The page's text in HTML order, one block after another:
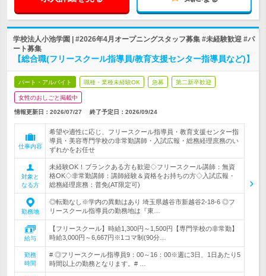
学校法人小池学園 | #2026年4月オープニングスタッフ募集 #未経験歓迎 #パ
ート募集
【総合職(フリースクール指導員/教育支援センター指導員など)】
パート・アルバイト 職種・業種未経験OK 急募 第二新卒歓迎
女性のおしごと掲載中
情報更新日：2026/07/27 終了予定日： 2026/09/24
仕事内容
希望や適性に応じ、フリースクール指導員・教育支援センター指
導員・美容専門学校の非常勤講師・入試広報・総務経理庶務のい
ずれかをお任せ
対象と
なる方
未経験OK！ブランクある方も歓迎◇フリースクール講師：無資
格OK◇非常勤講師：講師経験＆資格をお持ちの方◇入試広報・
総務経理庶務：普免(AT限定可)
勤務地
◎転勤なし※学内の異動はあり 埼玉県越谷市新越谷2-18-6 ◎フ
リースクール指導員の勤務地は『東…
給与
【フリースクール】時給1,300円～1,500円【専門学校の非常勤】
時給3,000円～6,667円※1コマ制(90分…
勤務
時間
# ◎フリースクール指導員9：00～16：00※週に3日、1日あたり5
時間以上の勤務となります。# …